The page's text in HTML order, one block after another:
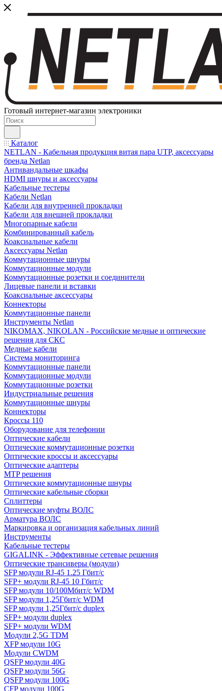
Готовый интернет-магазин электроники
Каталог
NETLAN - Кабельная продукция витая пара UTP, аксессуары
бренда Netlan
Антивандальные шкафы
HDMI шнуры и аксессуары
Кабельные тестеры
Кабели Netlan
Кабели для внутренней прокладки
Кабели для внешней прокладки
Многопарные кабели
Комбинированный кабель
Коаксиальные кабели
Аксессуары Netlan
Коммутационные шнуры
Коммутационные модули
Коммутационные розетки и соединители
Лицевые панели и вставки
Коаксиальные аксессуары
Коннекторы
Коммутационные панели
Инструменты Netlan
NIKOMAX, NIKOLAN - Российские медные и оптические
решения для СКС
Медные кабели
Система мониторинга
Коммутационные панели
Коммутационные модули
Коммутационные розетки
Индустриальные решения
Коммутационные шнуры
Коннекторы
Кроссы 110
Оборудование для телефонии
Оптические кабели
Оптические коммутационные розетки
Оптические кроссы и аксессуары
Оптические адаптеры
MTP решения
Оптические коммутационные шнуры
Оптические кабельные сборки
Сплиттеры
Оптические муфты ВОЛС
Арматура ВОЛС
Маркировка и организация кабельных линий
Инструменты
Кабельные тестеры
GIGALINK - Эффективные сетевые решения
Оптические трансиверы (модули)
SFP модули RJ-45 1.25 Гбит/c
SFP+ модули RJ-45 10 Гбит/c
SFP модули 10/100Мбит/с WDM
SFP модули 1,25Гбит/с WDM
SFP модули 1,25Гбит/с duplex
SFP+ модули duplex
SFP+ модули WDM
Модули 2,5G TDM
XFP модули 10G
Модули CWDM
QSFP модули 40G
QSFP модули 56G
QSFP модули 100G
CFP модули 100G